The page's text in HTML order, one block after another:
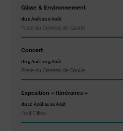
Glisse & Environnement
du 9 Août au 9 Août
Place du Général de Gaulle
Concert
du 9 Août au 9 Août
Place du Général de Gaulle
Exposition « Itinéraires »
du 10 Août au 16 Août
Petit Office